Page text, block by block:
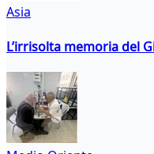
Asia
L’irrisolta memoria del